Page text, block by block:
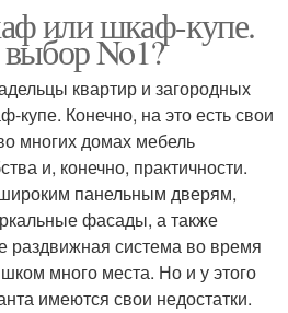
или шкаф-купе.
No1?
квартир и загородных
купе. Конечно, на это есть свои
многих домах мебель
и, конечно, практичности.
панельным дверям,
фасады, а также
раздвижная система во время
много места. Но и у этого
имеются свои недостатки.